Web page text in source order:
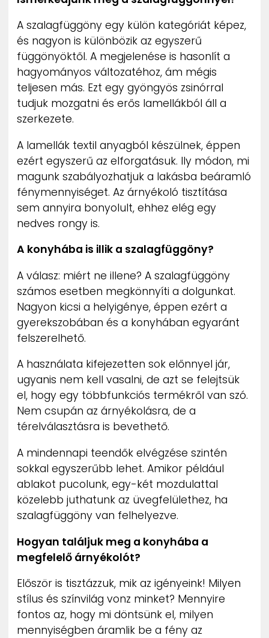
A szalagfüggöny egy külön kategóriát képez,
és nagyon is különbözik az egyszerű
függönyöktől. A megjelenése is hasonlít a
hagyományos változatéhoz, ám mégis
teljesen más. Ezt egy gyöngyös zsinórral
tudjuk mozgatni és erős lamellákból áll a
szerkezete.
A lamellák textil anyagból készülnek, éppen
ezért egyszerű az elforgatásuk. Ily módon, mi
magunk szabályozhatjuk a lakásba beáramló
fénymennyiséget. Az árnyékoló tisztítása
sem annyira bonyolult, ehhez elég egy
nedves rongy is.
A konyhába is illik a szalagfüggöny?
A válasz: miért ne illene? A szalagfüggöny
számos esetben megkönnyíti a dolgunkat.
Nagyon kicsi a helyigénye, éppen ezért a
gyerekszobában és a konyhában egyaránt
felszerelhető.
A használata kifejezetten sok előnnyel jár,
ugyanis nem kell vasalni, de azt se felejtsük
el, hogy egy többfunkciós termékről van szó.
Nem csupán az árnyékolásra, de a
térelválasztásra is bevethető.
A mindennapi teendők elvégzése szintén
sokkal egyszerűbb lehet. Amikor például
ablakot pucolunk, egy-két mozdulattal
közelebb juthatunk az üvegfelülethez, ha
szalagfüggöny van felhelyezve.
Hogyan találjuk meg a konyhába a
megfelelő árnyékolót?
Először is tisztázzuk, mik az igényeink! Milyen
stílus és színvilág vonz minket? Mennyire
fontos az, hogy mi döntsünk el, milyen
mennyiségben áramlik be a fény az